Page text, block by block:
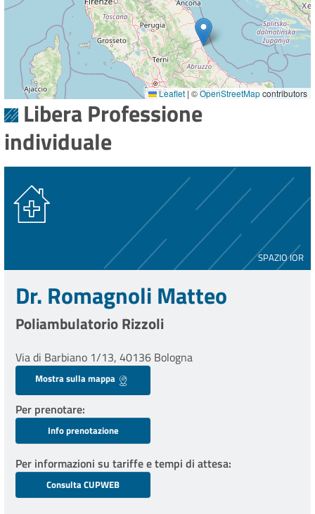
Leaflet | ©OpenStreetMapcontributors
Libera Professione
individuale
SPAZIO IOR
Dr. Romagnoli Matteo
Poliambulatorio Rizzoli
Via di Barbiano 1/13, 40136 Bologna
Mostra sulla mappa
Per prenotare
Info prenotazione
Per informazioni su tariffe e tempi di attesa
Consulta CUPWEB